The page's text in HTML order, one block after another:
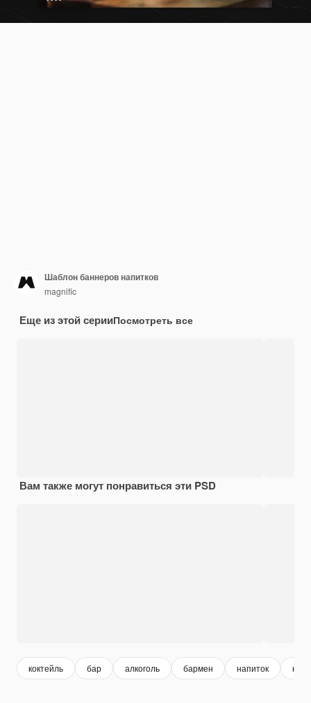
Шаблон баннеров напитков
magnific
Еще из этой серииПосмотреть все
Вам также могут понравиться эти PSD
коктейль бар алкоголь бармен напиток